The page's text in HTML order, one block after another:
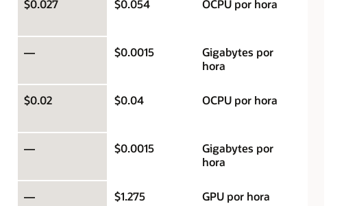
$0.027 $0.054 OCPU por hora
— $0.0015
Gigabytes por
hora
$0.02 $0.04 OCPU por hora
— $0.0015
Gigabytes por
hora
— $1.275 GPU por hora